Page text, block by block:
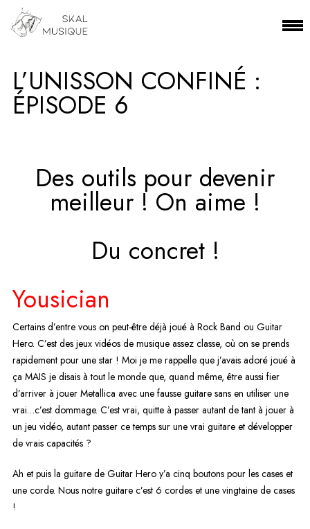
L’UNISSON CONFINÉ :
ÉPISODE 6
Des outils pour devenir
meilleur ! On aime !
Du concret !
Yousician
Certains d’entre vous on peut-être déjà joué à Rock Band ou Guitar
Hero. C’est des jeux vidéos de musique assez classe, où on se prends
rapidement pour une star ! Moi je me rappelle que j’avais adoré joué à
ça MAIS je disais à tout le monde que, quand même, être aussi fier
d’arriver à jouer Metallica avec une fausse guitare sans en utiliser une
vrai…c’est dommage. C’est vrai, quitte à passer autant de tant à jouer à
un jeu vidéo, autant passer ce temps sur une vrai guitare et développer
de vrais capacités ?
Ah et puis la guitare de Guitar Hero y’a cinq boutons pour les cases et
une corde. Nous notre guitare c’est 6 cordes et une vingtaine de cases
!